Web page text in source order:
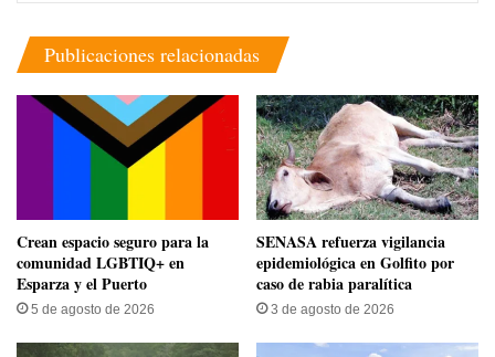
Publicaciones relacionadas
Crean espacio seguro para la
comunidad LGBTIQ+ en
Esparza y el Puerto
5 de agosto de 2026
SENASA refuerza vigilancia
epidemiológica en Golfito por
caso de rabia paralítica
3 de agosto de 2026